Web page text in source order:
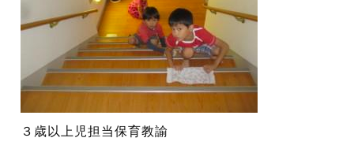
３歳以上児担当保育教諭